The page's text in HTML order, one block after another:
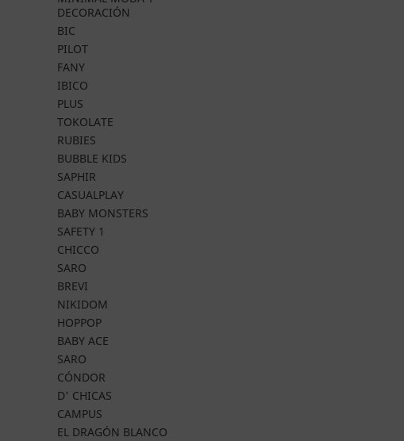
DECORACIÓN
BIC
PILOT
FANY
IBICO
PLUS
TOKOLATE
RUBIES
BUBBLE KIDS
SAPHIR
CASUALPLAY
BABY MONSTERS
SAFETY 1
CHICCO
SARO
BREVI
NIKIDOM
HOPPOP
BABY ACE
SARO
CÓNDOR
D' CHICAS
CAMPUS
EL DRAGÓN BLANCO